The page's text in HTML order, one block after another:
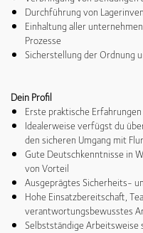
Durchführung von
Einhaltung aller
Prozesse
Sicherstellung der Ordnung
Dein Profil
Erste praktische
Idealerweise verfügst du
den sicheren Umgang mit
Gute Deutschkenntnisse in
von Vorteil
Ausgeprägtes Sicherheits-
Hohe Einsatzbereitschaft,
verantwortungsbewusstes
Selbstständige Arbeitsweise